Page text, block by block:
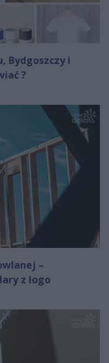
Bydgoszczy i
?
–
z logo